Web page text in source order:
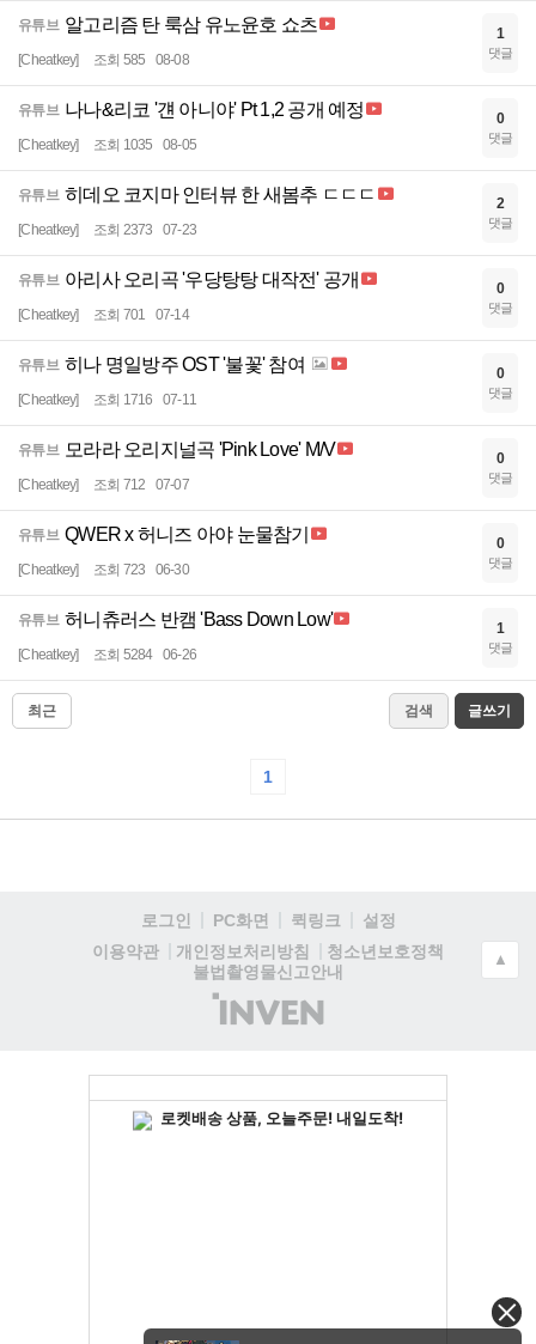
유튜브 알고리즘 탄 룩삼 유노윤호 쇼츠
[Cheatkey] 조회 585 08-08
1
댓글
유튜브 나나&리코 '걘 아니야' Pt 1,2 공개 예정
[Cheatkey] 조회 1035 08-05
0
댓글
유튜브 히데오 코지마 인터뷰 한 새봄추 ㄷㄷㄷ
[Cheatkey] 조회 2373 07-23
2
댓글
유튜브 아리사 오리곡 '우당탕탕 대작전' 공개
[Cheatkey] 조회 701 07-14
0
댓글
유튜브 히나 명일방주 OST '불꽃' 참여
[Cheatkey] 조회 1716 07-11
0
댓글
유튜브 모라라 오리지널곡 'Pink Love' M/V
[Cheatkey] 조회 712 07-07
0
댓글
유튜브 QWER x 허니즈 아야 눈물참기
[Cheatkey] 조회 723 06-30
0
댓글
유튜브 허니츄러스 반캠 'Bass Down Low'
[Cheatkey] 조회 5284 06-26
1
댓글
최근 검색 글쓰기
1
로그인 PC화면 퀵링크
설정
이용약관
개인정보처리방침
청소년보호정책
불법촬영물신고안내
(주)
인
▲